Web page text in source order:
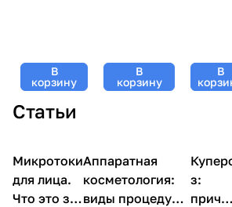
В
корзину
В
корзину
В
Статьи
Аппаратная
косметология
Микротоки
для лица.
Что это за
Аппаратная
косметология
Аппаратная
косметология:
виды процедур,
за
з:
причи